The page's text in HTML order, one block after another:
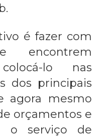
é fazer com
lo nas
dos principais
agora mesmo
orçamentos e
o serviço de